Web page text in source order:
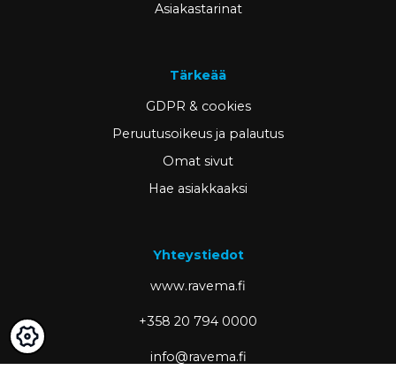
Asiakastarinat
Tärkeää
GDPR & cookies
Peruutusoikeus ja palautus
Omat sivut
Hae asiakkaaksi
Yhteystiedot
www.ravema.fi
+358 20 794 0000
info@ravema.fi